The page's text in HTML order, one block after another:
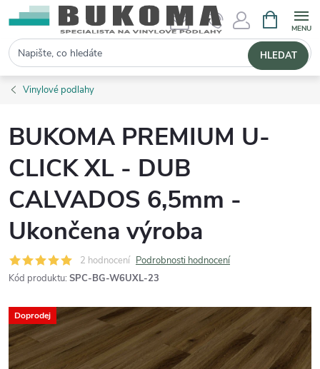
Hledat HLEDAT
Vinylové podlahy
BUKOMA PREMIUM U-
CLICK XL - DUB
CALVADOS 6,5mm -
Ukončena výroba
2 hodnocení Podrobnosti hodnocení
Kód produktu: SPC-BG-W6UXL-23
Doprodej